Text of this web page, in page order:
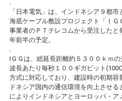
.
「日本電気」は、インドネシア９都
海底ケーブル敷設プロジェクト「Ｉ
事業者のＰＴテレコムから受注したと
年前半の予定。
.
IＧＧは、総延長距離約５３００ｋｍ
波長あたり毎秒１００ギガビット
方式に対応しており、建設時の初期容
ドネシア国内の通信環境を向上させ
によりインドネシアとヨーロッパ・